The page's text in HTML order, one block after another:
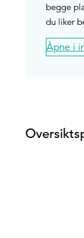
begge
du liker
Åpne i